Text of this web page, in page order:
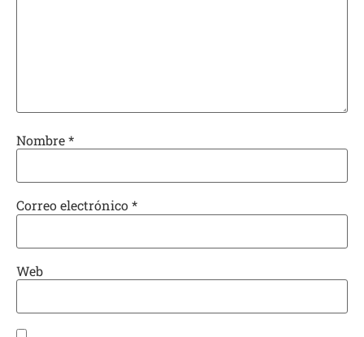
Nombre*
Correo electrónico*
Web